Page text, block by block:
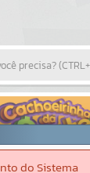
""
do Sistema